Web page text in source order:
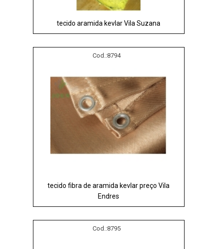
tecido aramida kevlar Vila Suzana
Cod.:8794
tecido fibra de aramida kevlar preço Vila
Endres
Cod.:8795